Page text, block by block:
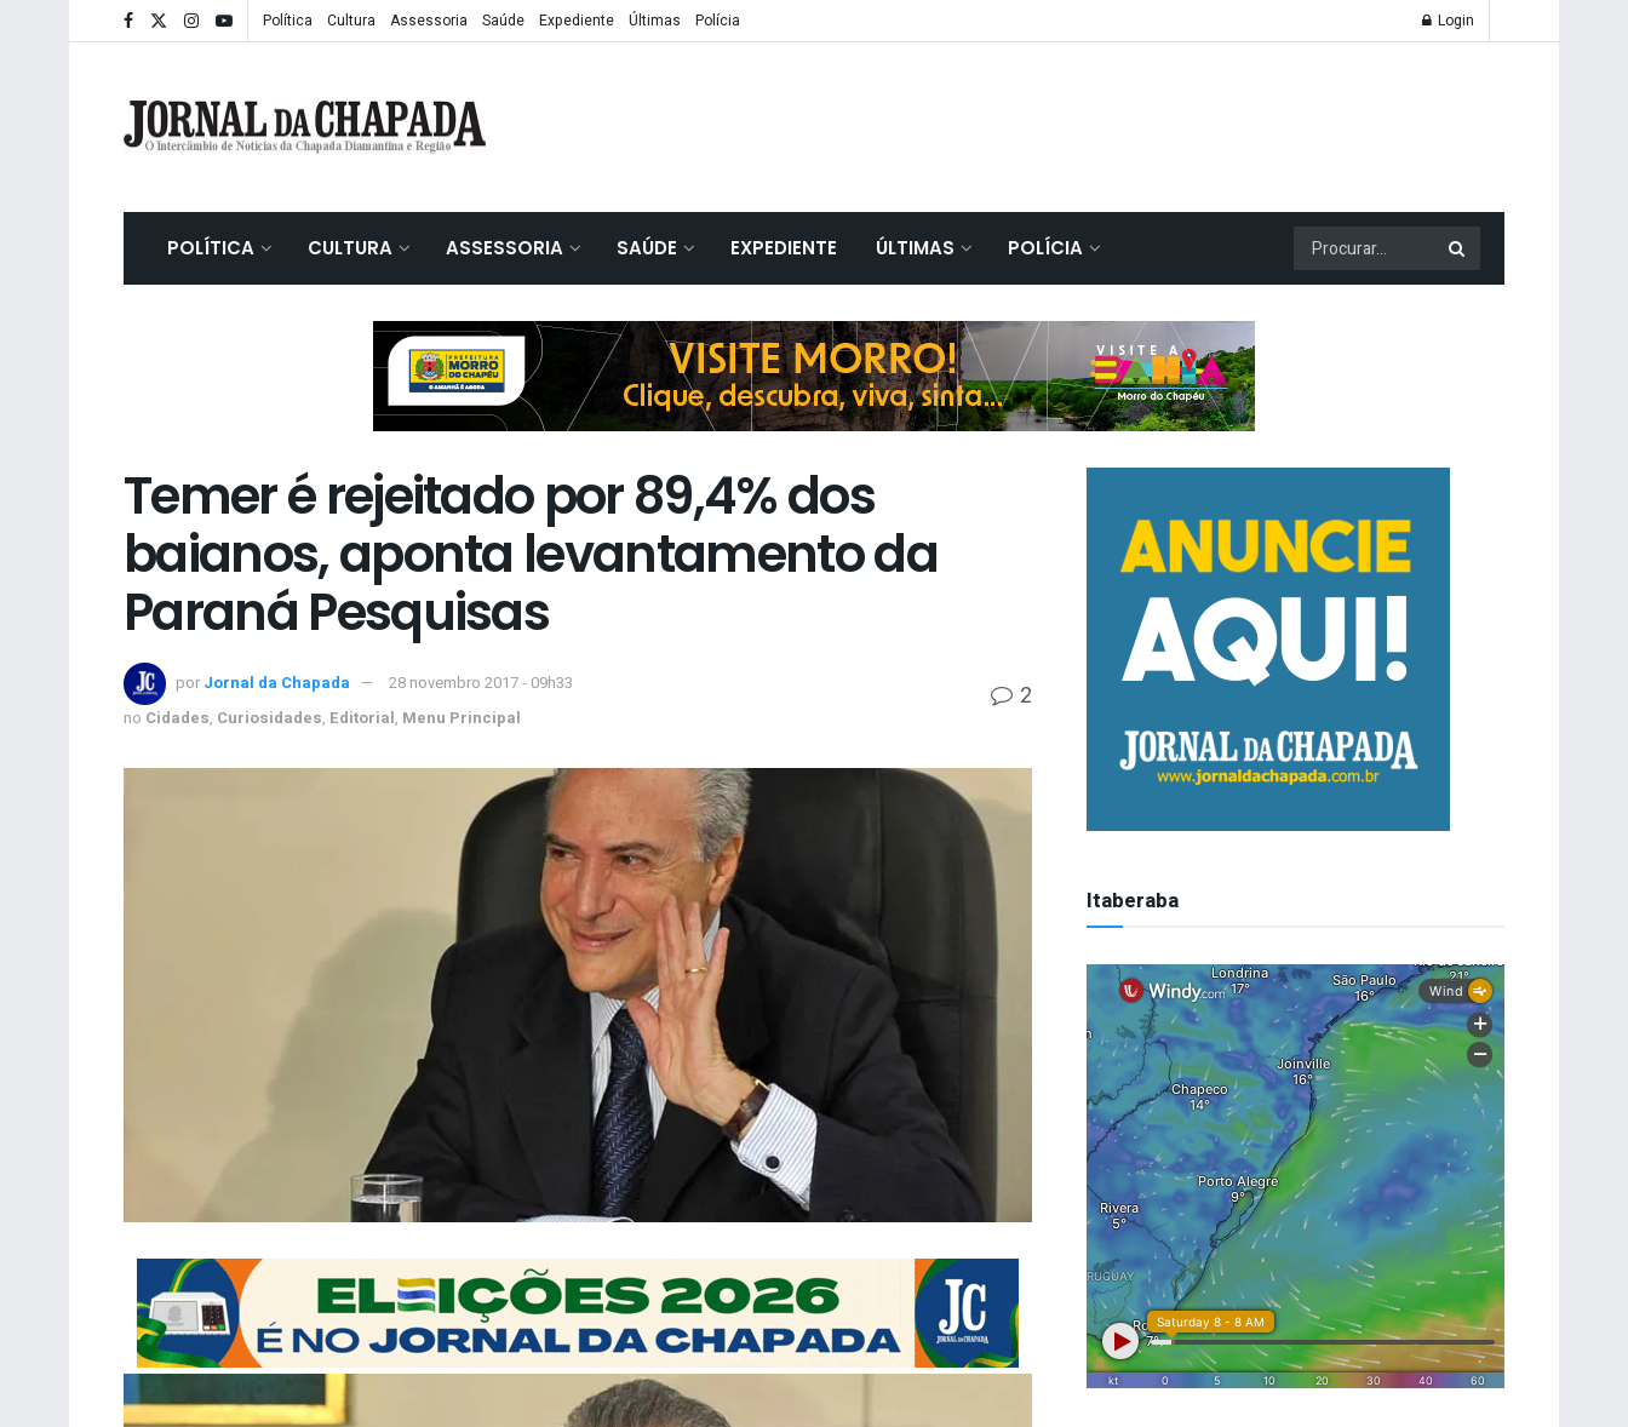
Política Cultura Assessoria Saúde Expediente Últimas Polícia Login
POLÍTICA CULTURA ASSESSORIA SAÚDE EXPEDIENTE ÚLTIMAS POLÍCIA
Temer é rejeitado por 89,4% dos
baianos, aponta levantamento da
Paraná Pesquisas
por Jornal da Chapada
28 novembro 2017 - 09h33
no Cidades, Curiosidades, Editorial, Menu Principal
2
Itaberaba